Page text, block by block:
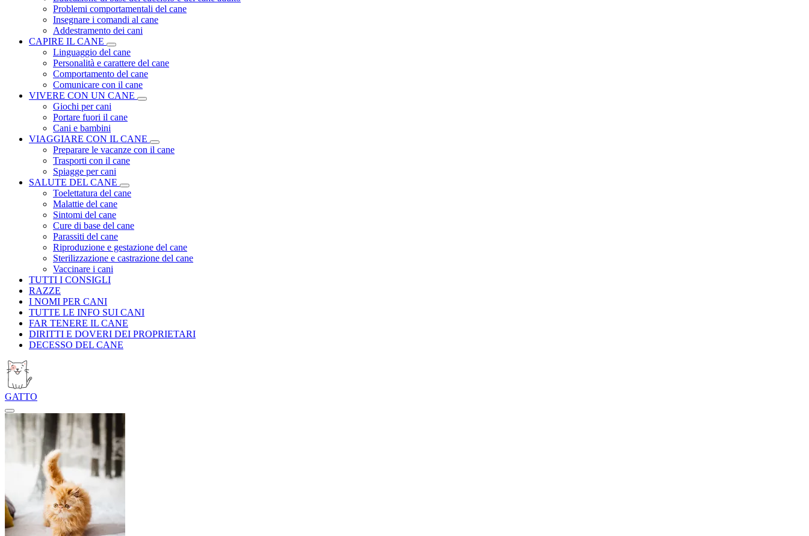
Problemi comportamentali del cane
Insegnare i comandi al cane
Addestramento dei cani
CAPIRE IL CANE
Linguaggio del cane
Personalità e carattere del cane
Comportamento del cane
Comunicare con il cane
VIVERE CON UN CANE
Giochi per cani
Portare fuori il cane
Cani e bambini
VIAGGIARE CON IL CANE
Preparare le vacanze con il cane
Trasporti con il cane
Spiagge per cani
SALUTE DEL CANE
Toelettatura del cane
Malattie del cane
Sintomi del cane
Cure di base del cane
Parassiti del cane
Riproduzione e gestazione del cane
Sterilizzazione e castrazione del cane
Vaccinare i cani
TUTTI I CONSIGLI
RAZZE
I NOMI PER CANI
TUTTE LE INFO SUI CANI
FAR TENERE IL CANE
DIRITTI E DOVERI DEI PROPRIETARI
DECESSO DEL CANE
GATTO